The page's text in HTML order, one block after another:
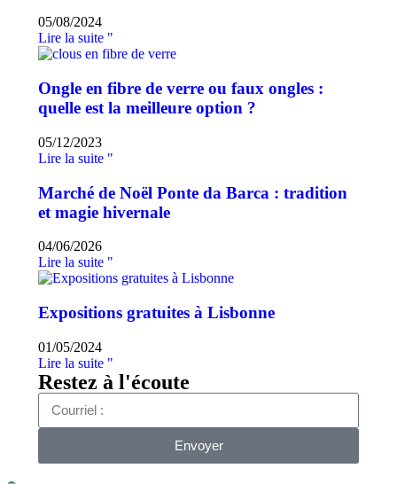
05/08/2024
Lire la suite "
Ongle en fibre de verre ou faux ongles :
quelle est la meilleure option ?
05/12/2023
Lire la suite "
Marché de Noël Ponte da Barca : tradition
et magie hivernale
04/06/2026
Lire la suite "
Expositions gratuites à Lisbonne
01/05/2024
Lire la suite "
Restez à l'écoute
Envoyer